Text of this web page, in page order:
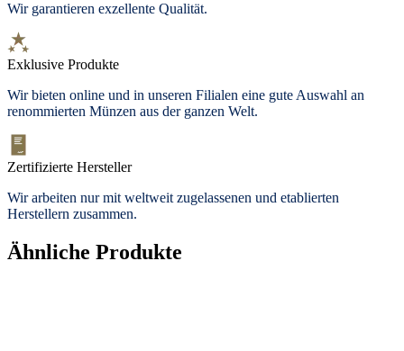
Wir garantieren exzellente Qualität.
Exklusive Produkte
Wir bieten online und in unseren Filialen eine gute Auswahl an
renommierten Münzen aus der ganzen Welt.
Zertifizierte Hersteller
Wir arbeiten nur mit weltweit zugelassenen und etablierten
Herstellern zusammen.
Ähnliche Produkte